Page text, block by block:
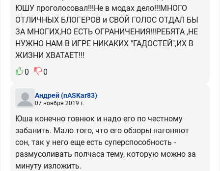
ЮШУ проголосовал!!!Не в модах дело!!!МНОГО
ОТЛИЧНЫХ БЛОГЕРОВ и СВОЙ ГОЛОС ОТДАЛ БЫ
ЗА МНОГИХ,НО ЕСТЬ ОГРАНИЧЕНИЯ!!!РЕБЯТА ,НЕ
НУЖНО НАМ В ИГРЕ НИКАКИХ "ГАДОСТЕЙ",ИХ В
ЖИЗНИ ХВАТАЕТ!!!
0
0
Андрей(nASKar83)
07 ноября 2019 г.
Юша конечно говнюк и надо его по честному
забанить. Мало того, что его обзоры нагоняют
сон, так у него еще есть суперспособность -
размусоливать полчаса тему, которую можно за
минуту изложить.